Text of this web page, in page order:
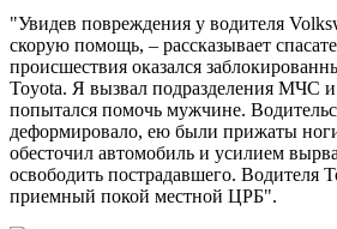
"Увидев повреждения у водителя
скорую помощь, – рассказывает
происшествия оказался
Toyota. Я вызвал подразделения МЧС
попытался помочь мужчине.
деформировало, ею были прижаты
обесточил автомобиль и усилием
освободить пострадавшего. Водителя
приемный покой местной ЦРБ".